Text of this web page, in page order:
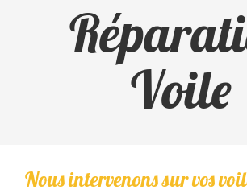
Voile
Nous intervenons sur vos